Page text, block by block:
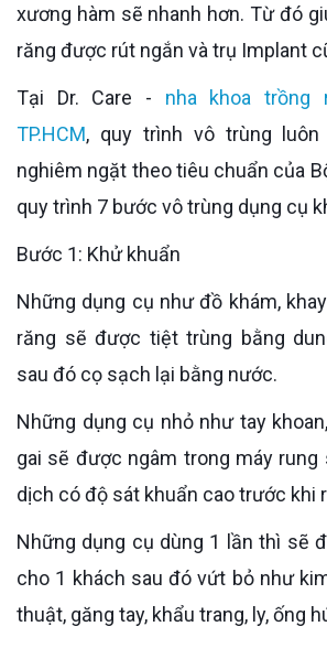
xương hàm sẽ nhanh hơn. Từ đó
răng được rút ngắn và trụ Implant
Tại Dr. Care - nha khoa trồng
TP.HCM, quy trình vô trùng
nghiêm ngặt theo tiêu chuẩn của
quy trình 7 bước vô trùng dụng cụ
Bước 1: Khử khuẩn
Những dụng cụ như đồ khám, khay lấy dấu, nạy nhổ
răng sẽ được tiệt trùng bằng
sau đó cọ sạch lại bằng nước.
Những dụng cụ nhỏ như tay khoan, mũi khoan, trâm
gai sẽ được ngâm trong máy rung
dịch có độ sát khuẩn cao trước khi
Những dụng cụ dùng 1 lần thì sẽ đảm bảo chỉ dùng
cho 1 khách sau đó vứt bỏ như
thuật, găng tay, khẩu trang, ly, ống